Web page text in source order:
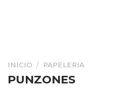
INICIO / PAPELERIA
PUNZONES